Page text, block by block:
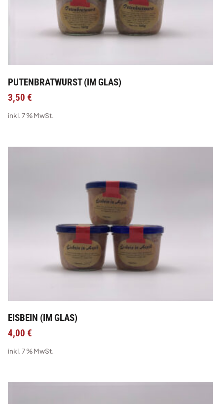
PUTENBRATWURST (IM GLAS)
3,50 €
inkl. 7 % MwSt.
EISBEIN (IM GLAS)
4,00 €
inkl. 7 % MwSt.